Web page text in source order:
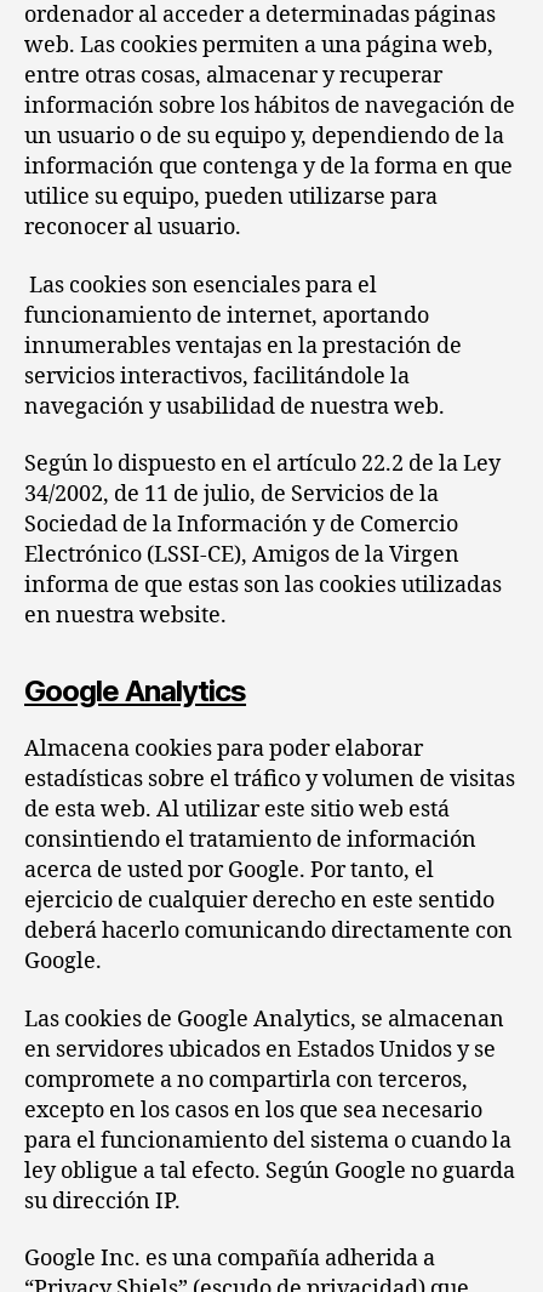
ordenador al acceder a determinadas páginas
web. Las cookies permiten a una página web,
entre otras cosas, almacenar y recuperar
información sobre los hábitos de navegación de
un usuario o de su equipo y, dependiendo de la
información que contenga y de la forma en que
utilice su equipo, pueden utilizarse para
reconocer al usuario.
Las cookies son esenciales para el
funcionamiento de internet, aportando
innumerables ventajas en la prestación de
servicios interactivos, facilitándole la
navegación y usabilidad de nuestra web.
Según lo dispuesto en el artículo 22.2 de la Ley
34/2002, de 11 de julio, de Servicios de la
Sociedad de la Información y de Comercio
Electrónico (LSSI-CE), Amigos de la Virgen
informa de que estas son las cookies utilizadas
en nuestra website.
Google Analytics
Almacena cookies para poder elaborar
estadísticas sobre el tráfico y volumen de visitas
de esta web. Al utilizar este sitio web está
consintiendo el tratamiento de información
acerca de usted por Google. Por tanto, el
ejercicio de cualquier derecho en este sentido
deberá hacerlo comunicando directamente con
Google.
Las cookies de Google Analytics, se almacenan
en servidores ubicados en Estados Unidos y se
compromete a no compartirla con terceros,
excepto en los casos en los que sea necesario
para el funcionamiento del sistema o cuando la
ley obligue a tal efecto. Según Google no guarda
su dirección IP.
Google Inc. es una compañía adherida a